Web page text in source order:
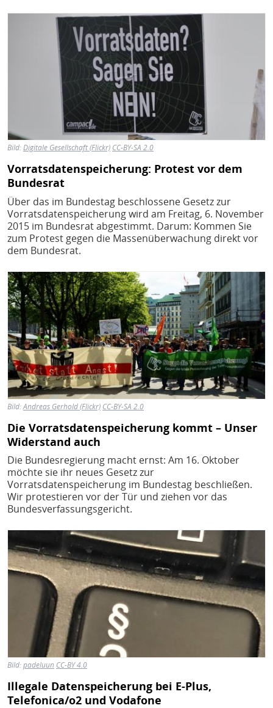
Bild
Bild:Digitale Gesellschaft (Flickr) CC-BY-SA 2.0
Vorratsdatenspeicherung: Protest vor dem
Bundesrat
Über das im Bundestag beschlossene Gesetz zur
Vorratsdatenspeicherung wird am Freitag, 6. November
2015 im Bundesrat abgestimmt. Darum: Kommen Sie
zum Protest gegen die Massenüberwachung direkt vor
dem Bundesrat.
Bild
Bild:Andreas Gerhold (Flickr) CC-BY-SA 2.0
Die Vorratsdatenspeicherung kommt – Unser
Widerstand auch
Die Bundesregierung macht ernst: Am 16. Oktober
möchte sie ihr neues Gesetz zur
Vorratsdatenspeicherung im Bundestag beschließen.
Wir protestieren vor der Tür und ziehen vor das
Bundesverfassungsgericht.
Bild
Bild:padeluun CC-BY 4.0
Illegale Datenspeicherung bei E-Plus,
Telefonica/o2 und Vodafone